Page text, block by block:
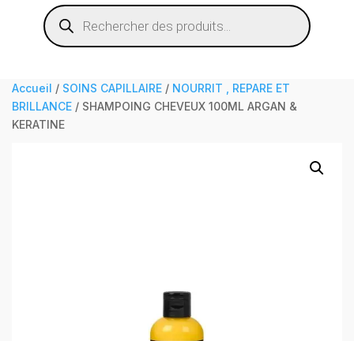
Recherche
de
produits
Accueil / SOINS CAPILLAIRE / NOURRIT , REPARE ET
BRILLANCE / SHAMPOING CHEVEUX 100ML ARGAN &
KERATINE